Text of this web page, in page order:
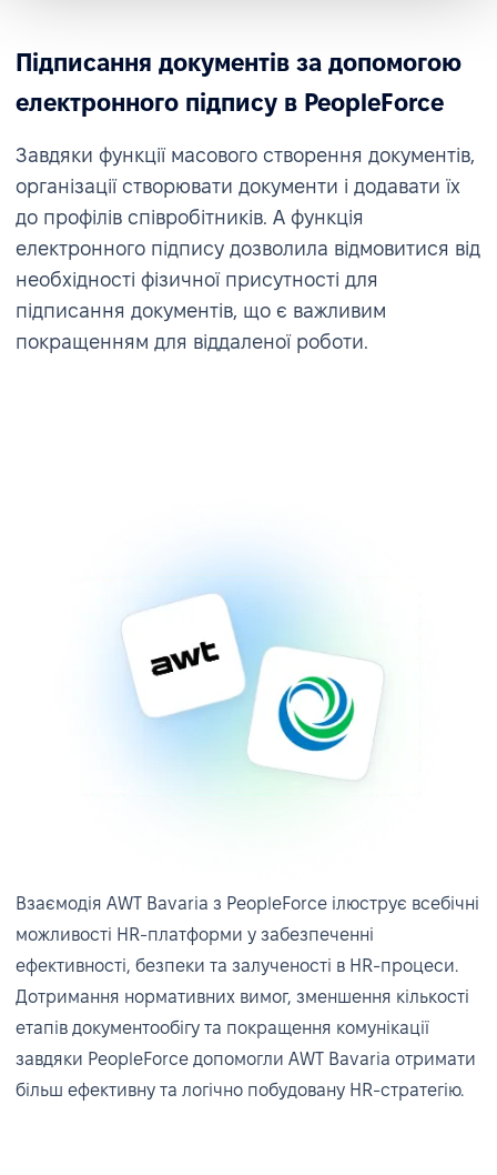
Підписання документів за допомогою
електронного підпису в PeopleForce
Завдяки функції масового створення документів,
організації створювати документи і додавати їх
до профілів співробітників. А функція
електронного підпису дозволила відмовитися від
необхідності фізичної присутності для
підписання документів, що є важливим
покращенням для віддаленої роботи.
Взаємодія AWT Bavaria з PeopleForce ілюструє всебічні
можливості HR-платформи у забезпеченні
ефективності, безпеки та залученості в HR-процеси.
Дотримання нормативних вимог, зменшення кількості
етапів документообігу та покращення комунікації
завдяки PeopleForce допомогли AWT Bavaria отримати
більш ефективну та логічно побудовану HR-стратегію.